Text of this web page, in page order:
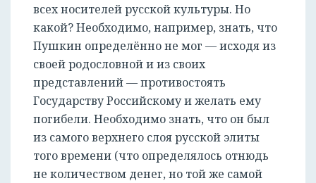
всех носителей русской культуры. Но
какой? Необходимо, например, знать, что
Пушкин определённо не мог — исходя из
своей родословной и из своих
представлений — противостоять
Государству Российскому и желать ему
погибели. Необходимо знать, что он был
из самого верхнего слоя русской элиты
того времени (что определялось отнюдь
не количеством денег, но той же самой